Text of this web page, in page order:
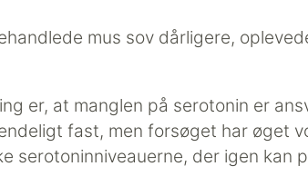
mus sov dårligere,
er, at manglen på serotonin er
fast, men forsøget har øget
serotoninniveauerne, der igen kan